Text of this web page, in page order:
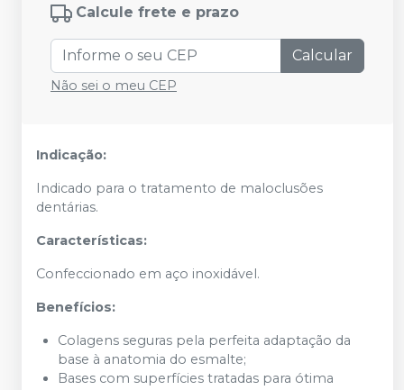
Calcule frete e prazo
Calcular
Não sei o meu CEP
Indicação:
Indicado para o tratamento de maloclusões
dentárias.
Características:
Confeccionado em aço inoxidável.
Benefícios:
Colagens seguras pela perfeita adaptação da
base à anatomia do esmalte;
Bases com superfícies tratadas para ótima